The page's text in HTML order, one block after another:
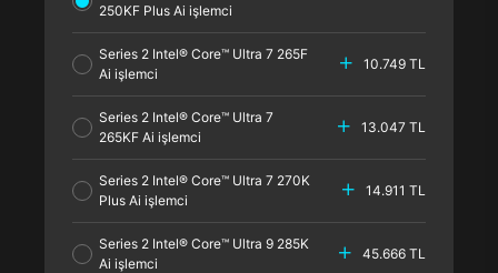
250KF Plus Ai işlemci
Series 2 Intel® Core™ Ultra 7 265F
Ai işlemci
10.749 TL
Series 2 Intel® Core™ Ultra 7
265KF Ai işlemci
13.047 TL
Series 2 Intel® Core™ Ultra 7 270K
Plus Ai işlemci
14.911 TL
Series 2 Intel® Core™ Ultra 9 285K
Ai işlemci
45.666 TL